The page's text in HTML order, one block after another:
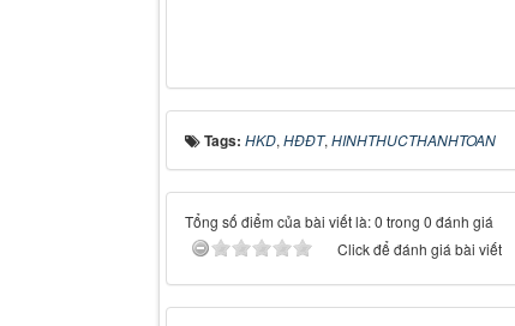
Tags: HKD, HĐĐT, HINHTHUCTHANHTOAN
Tổng số điểm của bài viết là: 0 trong 0 đánh giá
Click để đánh giá bài viết